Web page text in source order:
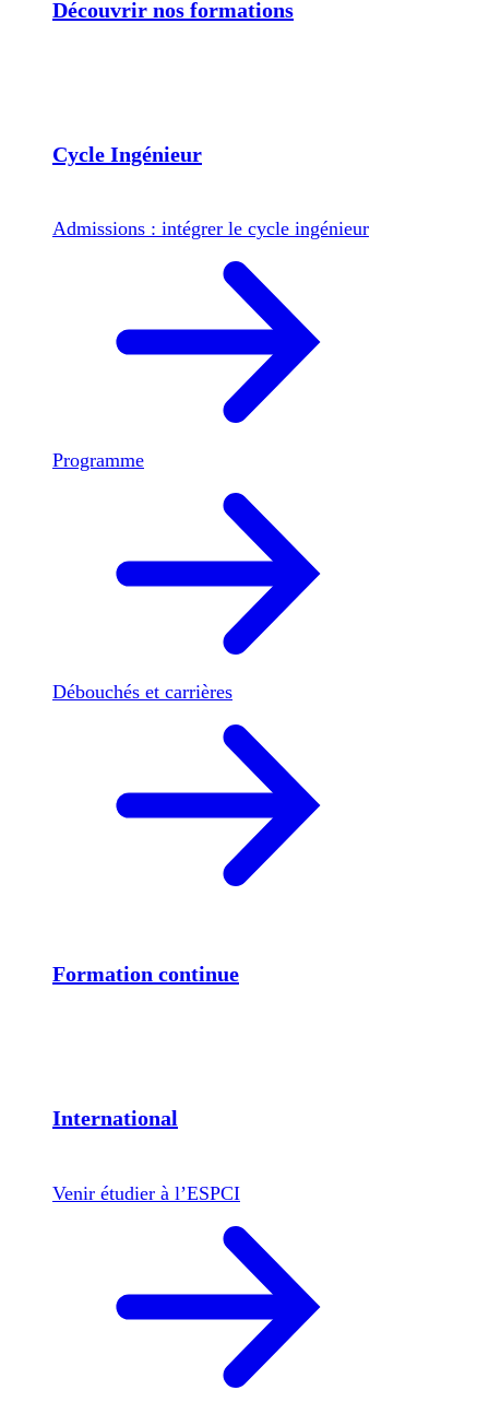
Découvrir nos formations
Cycle Ingénieur
Admissions : intégrer le cycle ingénieur
Programme
Débouchés et carrières
Formation continue
International
Venir étudier à l’ESPCI